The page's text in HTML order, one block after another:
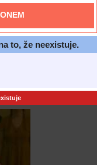
to, že neexistuje.